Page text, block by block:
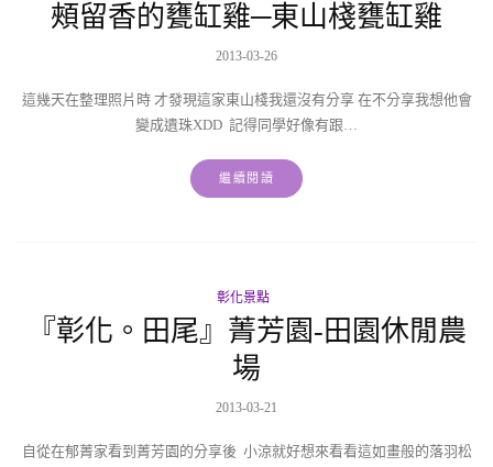
頰留香的甕缸雞─東山棧甕缸雞
2013-03-26
這幾天在整理照片時 才發現這家東山棧我還沒有分享 在不分享我想他會
變成遺珠XDD 記得同學好像有跟…
繼續閱讀
彰化景點
『彰化。田尾』菁芳園-田園休閒農
場
2013-03-21
自從在郁菁家看到菁芳園的分享後 小涼就好想來看看這如畫般的落羽松